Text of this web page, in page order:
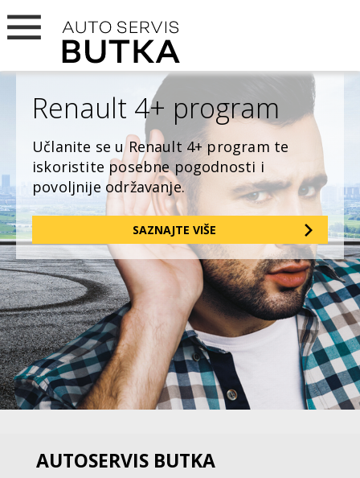
Renault 4+ program
Učlanite se u Renault 4+ program te
iskoristite posebne pogodnosti i
povoljnije održavanje.
SAZNAJTE VIŠE
AUTOSERVIS BUTKA